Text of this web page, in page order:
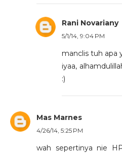
Rani Novariany
5/1/14, 9:04 PM
manclis tuh apa
iyaa,
:)
Mas Marnes
4/26/14, 5:25 PM
wah sepertinya nie